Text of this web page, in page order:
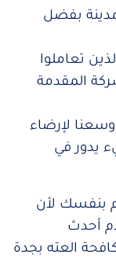
بفضل
تعاملوا
المقدمة
لإرضاء
يدور في
بنفسك لأن
أحدث
العته بجدة